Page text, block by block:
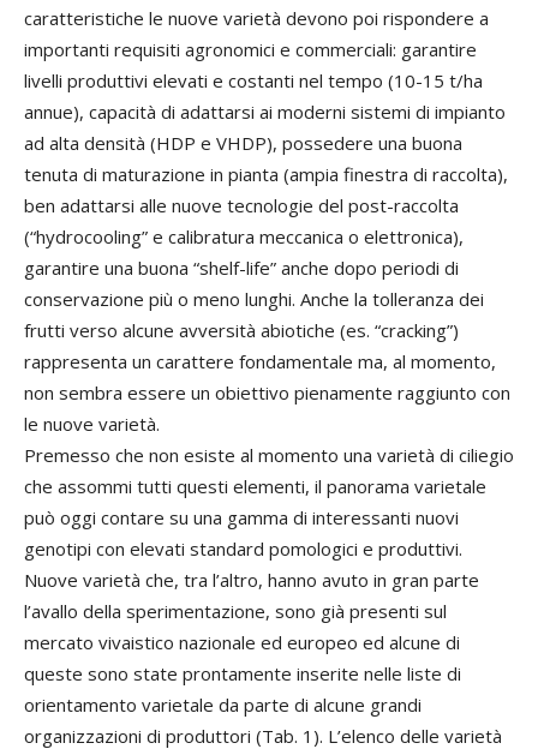
caratteristiche le nuove varietà devono poi rispondere a
importanti requisiti agronomici e commerciali: garantire
livelli produttivi elevati e costanti nel tempo (10-15 t/ha
annue), capacità di adattarsi ai moderni sistemi di impianto
ad alta densità (HDP e VHDP), possedere una buona
tenuta di maturazione in pianta (ampia finestra di raccolta),
ben adattarsi alle nuove tecnologie del post-raccolta
(“hydrocooling” e calibratura meccanica o elettronica),
garantire una buona “shelf-life” anche dopo periodi di
conservazione più o meno lunghi. Anche la tolleranza dei
frutti verso alcune avversità abiotiche (es. “cracking”)
rappresenta un carattere fondamentale ma, al momento,
non sembra essere un obiettivo pienamente raggiunto con
le nuove varietà.
Premesso che non esiste al momento una varietà di ciliegio
che assommi tutti questi elementi, il panorama varietale
può oggi contare su una gamma di interessanti nuovi
genotipi con elevati standard pomologici e produttivi.
Nuove varietà che, tra l’altro, hanno avuto in gran parte
l’avallo della sperimentazione, sono già presenti sul
mercato vivaistico nazionale ed europeo ed alcune di
queste sono state prontamente inserite nelle liste di
orientamento varietale da parte di alcune grandi
organizzazioni di produttori (Tab. 1). L’elenco delle varietà